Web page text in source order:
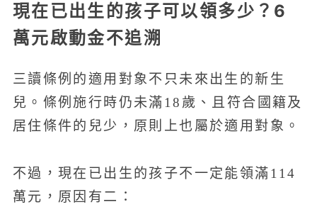
現在已出生的孩子可以領多少？6
萬元啟動金不追溯
三讀條例的適用對象不只未來出生的新生
兒。條例施行時仍未滿18歲、且符合國籍及
居住條件的兒少，原則上也屬於適用對象。
不過，現在已出生的孩子不一定能領滿114
萬元，原因有二：